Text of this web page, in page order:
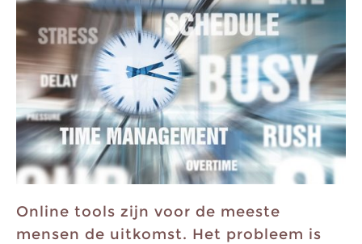
Online tools zijn voor de meeste
mensen de uitkomst. Het probleem is